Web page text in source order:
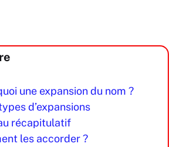
une expansion du nom ?
d’expansions
récapitulatif
les accorder ?